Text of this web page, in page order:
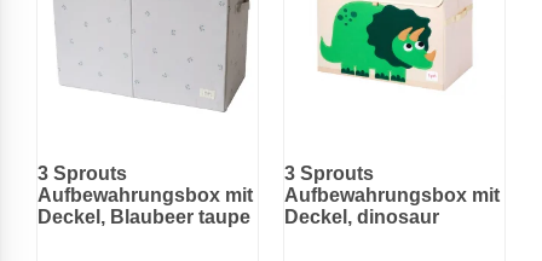
3 Sprouts
Aufbewahrungsbox mit
Deckel, Blaubeer taupe
3 Sprouts
Aufbewahrungsbox mit
Deckel, dinosaur